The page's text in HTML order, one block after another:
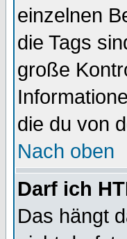
einzelnen
die Tags
große
die du von
Nach oben
Darf ich
Das hängt